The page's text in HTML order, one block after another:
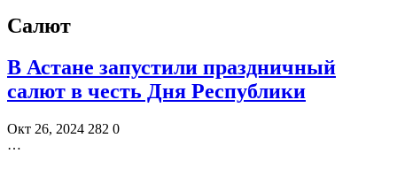
Салют
В Астане запустили праздничный
салют в честь Дня Республики
Окт 26, 2024 282 0
…